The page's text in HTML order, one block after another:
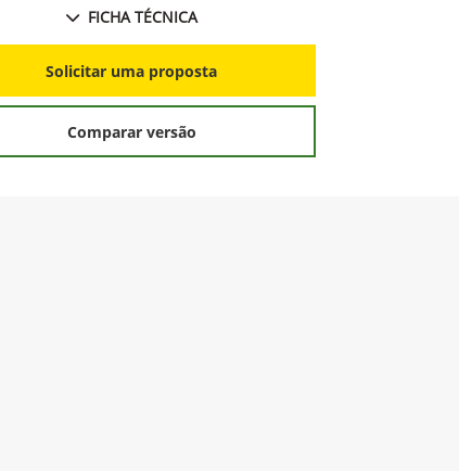
FICHA TÉCNICA
Solicitar uma proposta
Comparar versão